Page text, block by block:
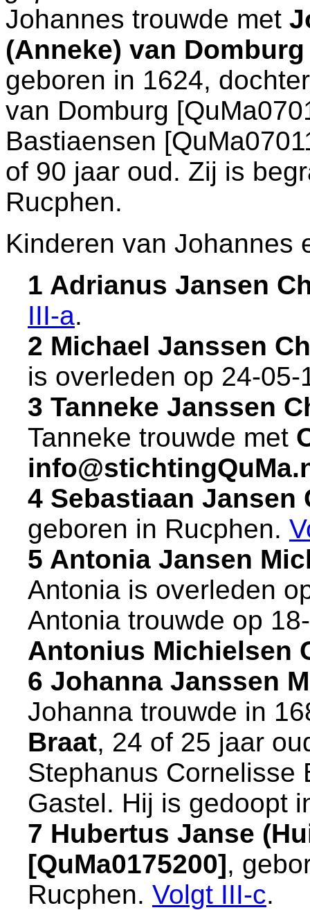
Johannes trouwde met
(Anneke) van
geboren in 1624,
van Domburg
Bastiaensen
of 90 jaar oud. Zij is
Rucphen.
Kinderen van Johannes
1 Adrianus Jansen
III-a.
2 Michael Janssen
is overleden op 24-
3 Tanneke Janssen
Tanneke trouwde met
4 Sebastiaan Jansen
geboren in Rucphen.
5 Antonia Jansen
Antonia is overleden
Antonia trouwde op
Antonius Michielsen
6 Johanna Janssen
Johanna trouwde in
Braat, 24 of 25 jaar
Stephanus Cornelisse
Gastel. Hij is gedoopt
7 Hubertus Janse
[QuMa0175200],
Rucphen. Volgt III-c.